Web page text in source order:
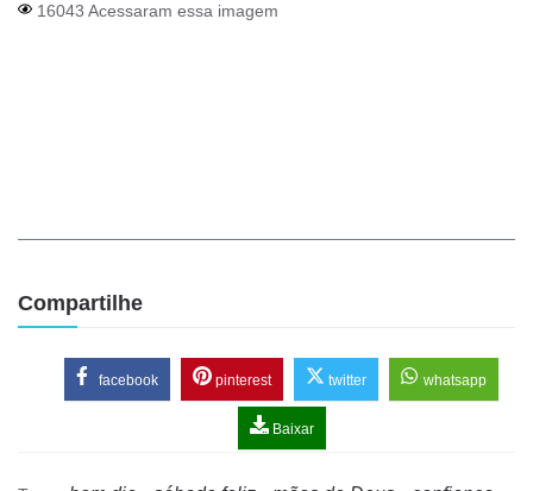
16043 Acessaram essa imagem
Compartilhe
facebook pinterest twitter whatsapp
Baixar